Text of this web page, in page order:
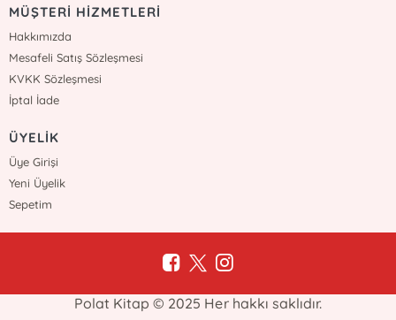
MÜŞTERİ HİZMETLERİ
Hakkımızda
Mesafeli Satış Sözleşmesi
KVKK Sözleşmesi
İptal İade
ÜYELİK
Üye Girişi
Yeni Üyelik
Sepetim
Polat Kitap © 2025 Her hakkı saklıdır.